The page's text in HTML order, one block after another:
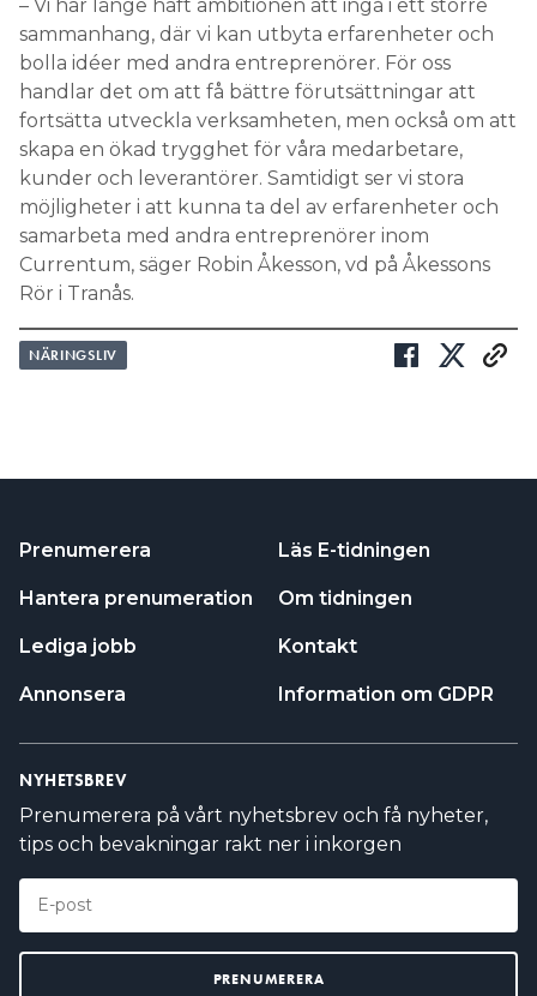
– Vi har länge haft ambitionen att ingå i ett större
sammanhang, där vi kan utbyta erfarenheter och
bolla idéer med andra entreprenörer. För oss
handlar det om att få bättre förutsättningar att
fortsätta utveckla verksamheten, men också om att
skapa en ökad trygghet för våra medarbetare,
kunder och leverantörer. Samtidigt ser vi stora
möjligheter i att kunna ta del av erfarenheter och
samarbeta med andra entreprenörer inom
Currentum, säger Robin Åkesson, vd på Åkessons
Rör i Tranås.
NÄRINGSLIV
Prenumerera
Hantera prenumeration
Lediga jobb
Annonsera
Läs E-tidningen
Om tidningen
Kontakt
Information om GDPR
NYHETSBREV
Prenumerera på vårt nyhetsbrev och få nyheter,
tips och bevakningar rakt ner i inkorgen